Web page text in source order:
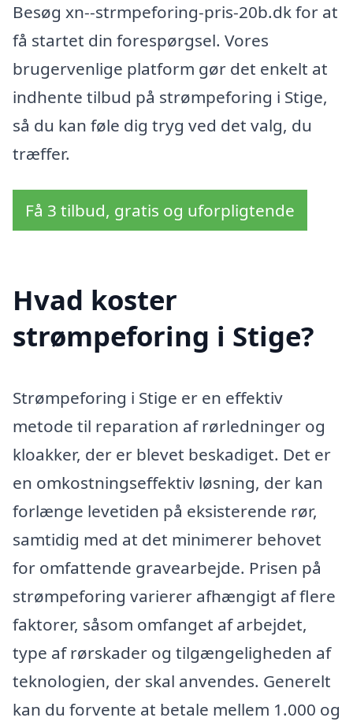
Besøg xn--strmpeforing-pris-20b.dk for at
få startet din forespørgsel. Vores
brugervenlige platform gør det enkelt at
indhente tilbud på strømpeforing i Stige,
så du kan føle dig tryg ved det valg, du
træffer.
Få 3 tilbud, gratis og uforpligtende
Hvad koster
strømpeforing i Stige?
Strømpeforing i Stige er en effektiv
metode til reparation af rørledninger og
kloakker, der er blevet beskadiget. Det er
en omkostningseffektiv løsning, der kan
forlænge levetiden på eksisterende rør,
samtidig med at det minimerer behovet
for omfattende gravearbejde. Prisen på
strømpeforing varierer afhængigt af flere
faktorer, såsom omfanget af arbejdet,
type af rørskader og tilgængeligheden af
teknologien, der skal anvendes. Generelt
kan du forvente at betale mellem 1.000 og